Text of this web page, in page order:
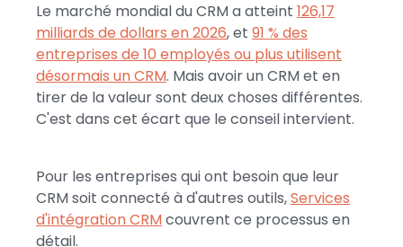
Le marché mondial du CRM a atteint 126,17
milliards de dollars en 2026, et 91 % des
entreprises de 10 employés ou plus utilisent
désormais un CRM. Mais avoir un CRM et en
tirer de la valeur sont deux choses différentes.
C'est dans cet écart que le conseil intervient.
Pour les entreprises qui ont besoin que leur
CRM soit connecté à d'autres outils,Services
d'intégration CRMcouvrent ce processus en
détail.